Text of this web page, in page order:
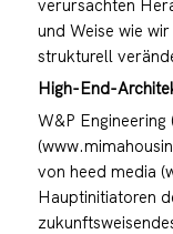
verursachten
und Weise wie
strukturell
High-End-
W&P
von heed media
Hauptinitiatoren